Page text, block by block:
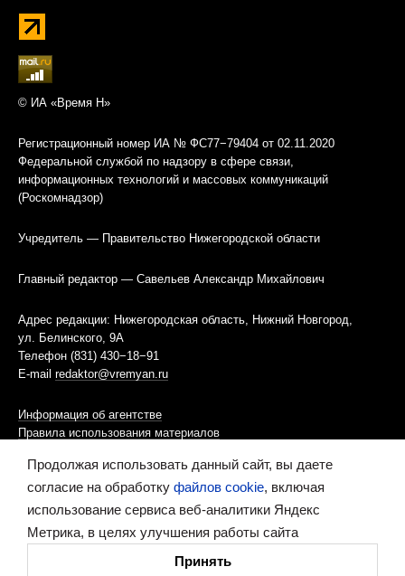
© ИА «Время Н»
Регистрационный номер ИА № ФС77−79404 от 02.11.2020
Федеральной службой по надзору в сфере связи,
информационных технологий и массовых коммуникаций
(Роскомнадзор)
Учредитель — Правительство Нижегородской области
Главный редактор — Савельев Александр Михайлович
Адрес редакции: Нижегородская область, Нижний Новгород,
ул. Белинского, 9А
Телефон (831) 430−18−91
E-mail redaktor@vremyan.ru
Информация об агентстве
Правила использования материалов
Информационная политика использования «cookies»-файлов
Ресурс содержит материалы 16+
Продолжая использовать данный сайт, вы даете
согласие на обработку файлов cookie, включая
использование сервиса веб-аналитики Яндекс
Метрика, в целях улучшения работы сайта
Принять